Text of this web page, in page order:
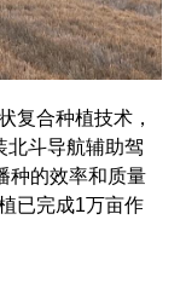
合种植技术，
北斗导航辅助驾
种的效率和质量
已完成1万亩作